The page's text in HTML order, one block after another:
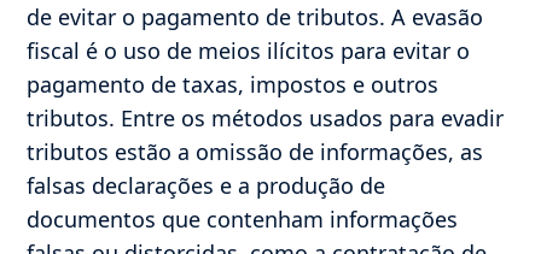
de evitar o pagamento de tributos. A evasão
fiscal é o uso de meios ilícitos para evitar o
pagamento de taxas, impostos e outros
tributos. Entre os métodos usados para evadir
tributos estão a omissão de informações, as
falsas declarações e a produção de
documentos que contenham informações